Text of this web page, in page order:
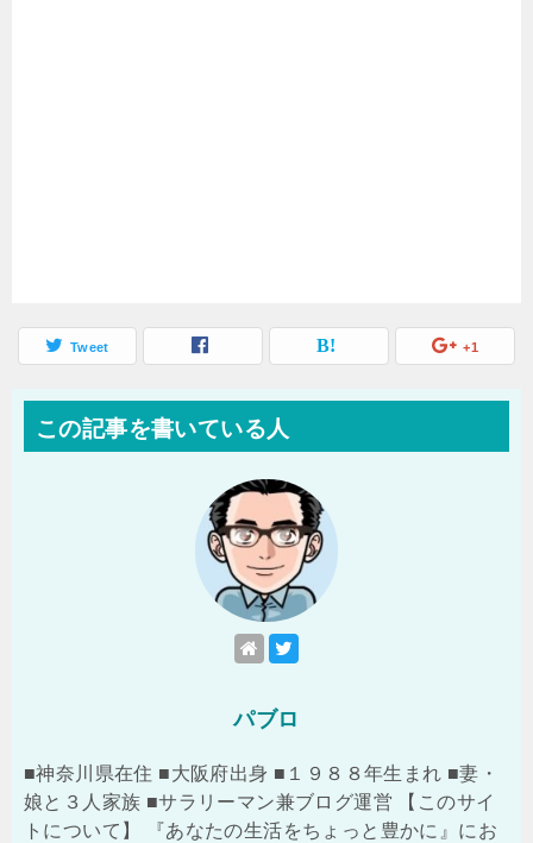
Tweet +1
この記事を書いている人
パブロ
■神奈川県在住 ■大阪府出身 ■１９８８年生まれ ■妻・
娘と３人家族 ■サラリーマン兼ブログ運営 【このサイ
トについて】 『あなたの生活をちょっと豊かに』にお